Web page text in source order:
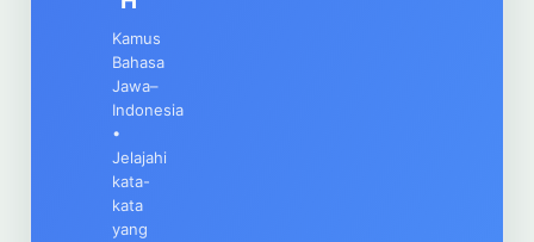
Dashboard
Kamus
Bahasa
Jawa–
Indonesia
•
Jelajahi
kata-
kata
yang